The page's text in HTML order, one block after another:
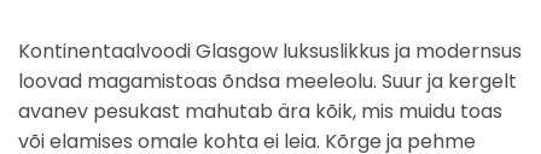
Kontinentaalvoodi Glasgow luksuslikkus ja modernsus
loovad magamistoas õndsa meeleolu. Suur ja kergelt
avanev pesukast mahutab ära kõik, mis muidu toas
või elamises omale kohta ei leia. Kõrge ja pehme